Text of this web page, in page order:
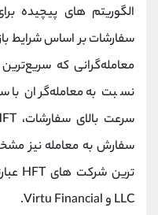
الگوریتم های پیچیده
سفارشات بر اساس شرایط
معامله‌گرانی که
نسبت به معامله‌گران با
سفارش به معامله نیز
LLC و Virtu Financial.